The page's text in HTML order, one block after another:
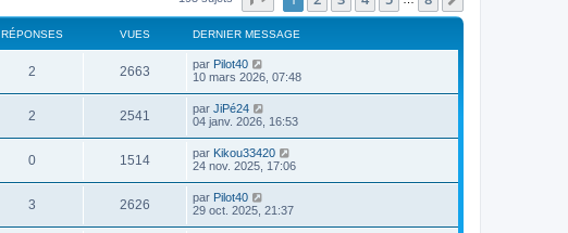
RÉPONSES VUES DERNIER MESSAGE
2 2663 par Pilot40
10 mars 2026, 07:48
2 2541 par JiPé24
04 janv. 2026, 16:53
0 1514 par Kikou33420
24 nov. 2025, 17:06
3 2626 par Pilot40
29 oct. 2025, 21:37